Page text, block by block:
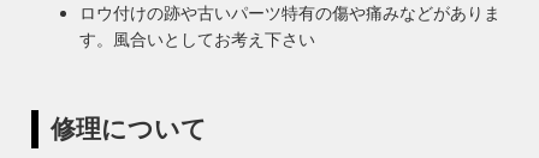
ロウ付けの跡や古いパーツ特有の傷や痛みなどがありま
す。風合いとしてお考え下さい
修理について